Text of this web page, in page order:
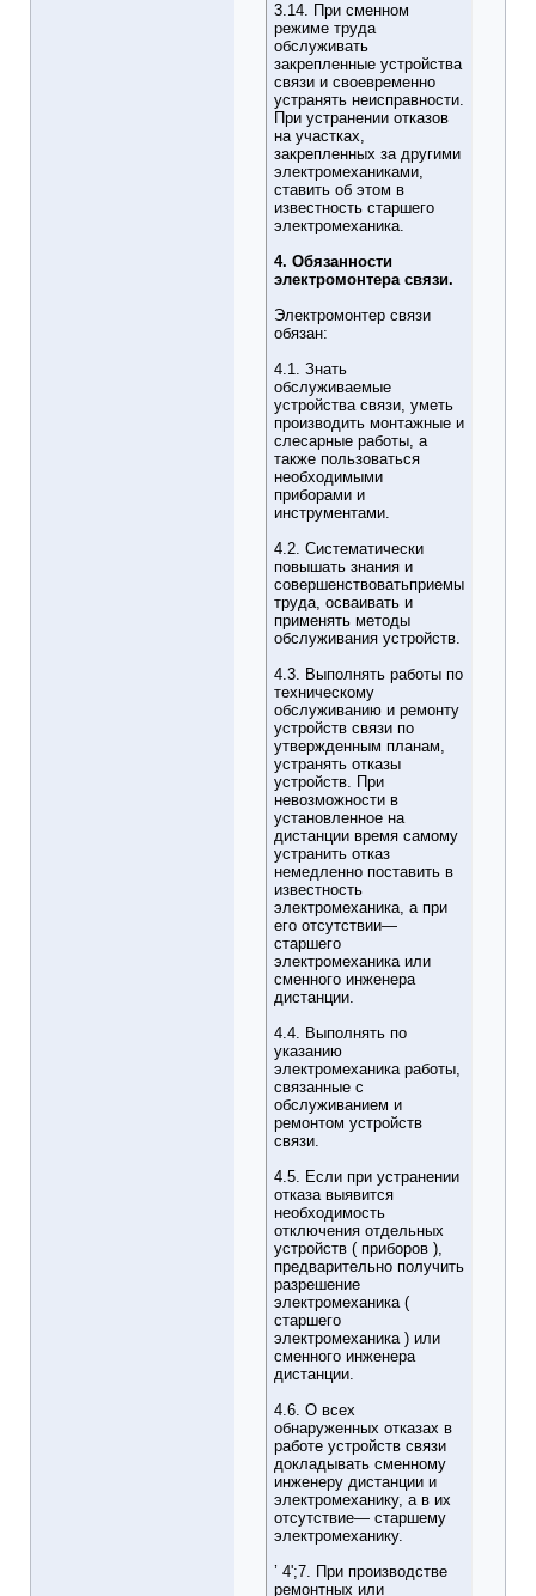
3.14. При сменном
режиме труда
обслуживать
закрепленные устройства
связи и своевременно
устранять неисправности.
При устранении отказов
на участках,
закрепленных за другими
электромеханиками,
ставить об этом в
известность старшего
электромеханика.
4. Обязанности
электромонтера связи.
Электромонтер связи
обязан:
4.1. Знать
обслуживаемые
устройства связи, уметь
производить монтажные и
слесарные работы, а
также пользоваться
необходимыми
приборами и
инструментами.
4.2. Систематически
повышать знания и
совершенствоватьприемы
труда, осваивать и
применять методы
обслуживания устройств.
4.3. Выполнять работы по
техническому
обслуживанию и ремонту
устройств связи по
утвержденным планам,
устранять отказы
устройств. При
невозможности в
установленное на
дистанции время самому
устранить отказ
немедленно поставить в
известность
электромеханика, а при
его отсутствии—
старшего
электромеханика или
сменного инженера
дистанции.
4.4. Выполнять по
указанию
электромеханика работы,
связанные с
обслуживанием и
ремонтом устройств
связи.
4.5. Если при устранении
отказа выявится
необходимость
отключения отдельных
устройств ( приборов ),
предварительно получить
разрешение
электромеханика (
старшего
электромеханика ) или
сменного инженера
дистанции.
4.6. О всех
обнаруженных отказах в
работе устройств связи
докладывать сменному
инженеру дистанции и
электромеханику, а в их
отсутствие— старшему
электромеханику.
’ 4';7. При производстве
ремонтных или